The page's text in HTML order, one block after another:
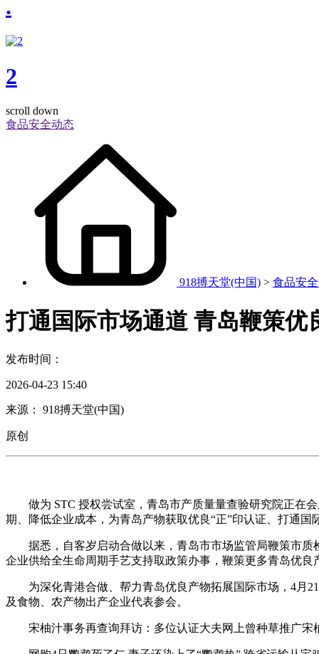
.
2
scroll down
食品安全动态
918搏天堂(中国) > 食品安
打通国际市场通道 青岛鞭策优
发布时间：
2026-04-23 15:40
来源： 918搏天堂(中国)
原创
做为 STC 授权尝试室，青岛市产质量量查验研究院正在会
期、降低企业成本，为青岛产物获取优良“正”印认证、打通国
据悉，自客岁启动合做以来，青岛市市场监管局鞭策市质
企业供给全生命周期手艺支持取政策办事，鞭策更多青岛优良
为深化青港合做、帮力青岛优良产物拓展国际市场，4月21
及食物、农产物出产企业代表参会。
宋柚汁事务再查询拜访：多位认证大夫网上曾种草推广宋